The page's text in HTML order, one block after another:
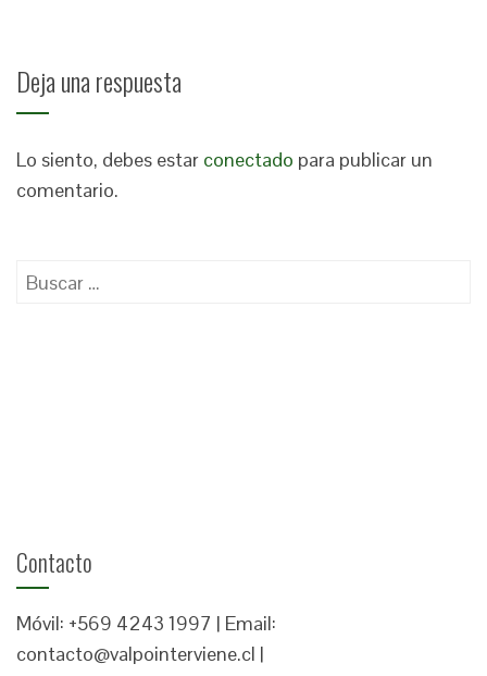
Deja una respuesta
Lo siento, debes estar conectado para publicar un
comentario.
Buscar:
Contacto
Móvil: +569 4243 1997 | Email:
contacto@valpointerviene.cl |